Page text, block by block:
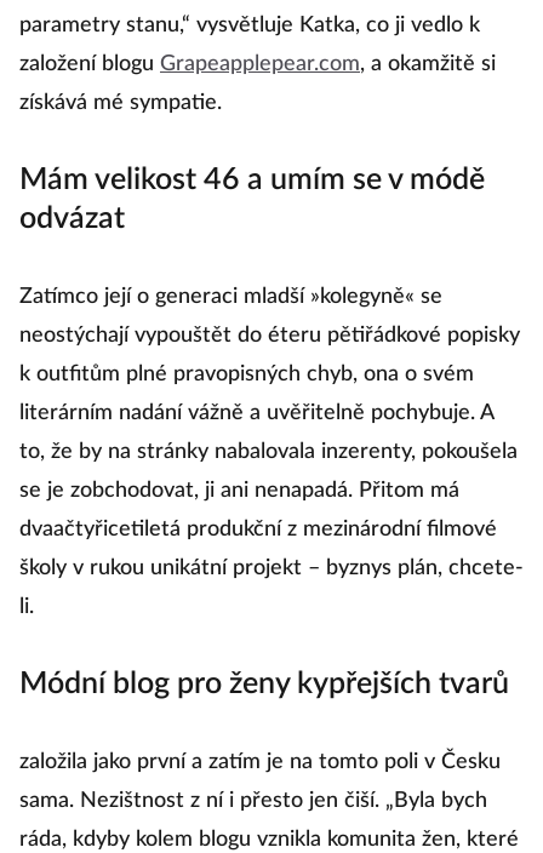
parametry stanu,“ vysvětluje Katka, co ji vedlo k
založení blogu Grapeapplepear.com, a okamžitě si
získává mé sympatie.
Mám velikost 46 a umím se v módě
odvázat
Zatímco její o generaci mladší »kolegyně« se
neostýchají vypouštět do éteru pětiřádkové popisky
k outfitům plné pravopisných chyb, ona o svém
literárním nadání vážně a uvěřitelně pochybuje. A
to, že by na stránky nabalovala inzerenty, pokoušela
se je zobchodovat, ji ani nenapadá. Přitom má
dvaačtyřicetiletá produkční z mezinárodní filmové
školy v rukou unikátní projekt – byznys plán, chcete-
li.
Módní blog pro ženy kypřejších tvarů
založila jako první a zatím je na tomto poli v Česku
sama. Nezištnost z ní i přesto jen čiší. „Byla bych
ráda, kdyby kolem blogu vznikla komunita žen, které